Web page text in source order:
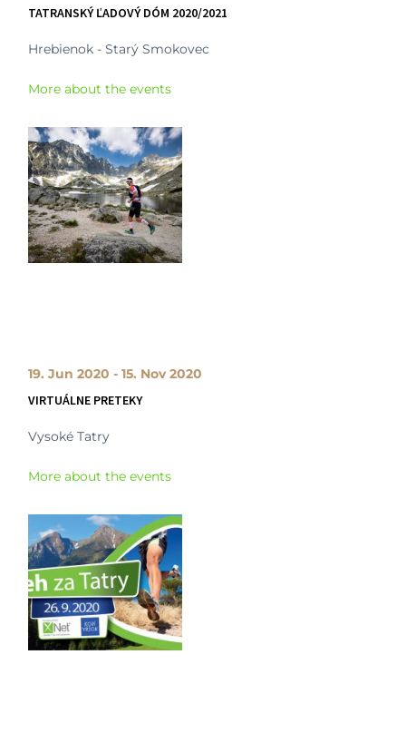
TATRANSKÝ ĽADOVÝ DÓM 2020/2021
Hrebienok - Starý Smokovec
More about the events
19. Jun 2020 - 15. Nov 2020
VIRTUÁLNE PRETEKY
Vysoké Tatry
More about the events